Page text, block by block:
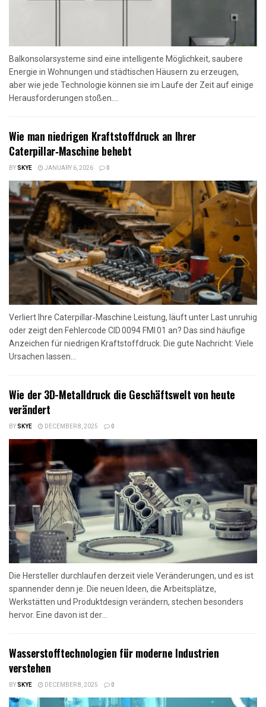
Balkonsolarsysteme sind eine intelligente Möglichkeit, saubere
Energie in Wohnungen und städtischen Häusern zu erzeugen,
aber wie jede Technologie können sie im Laufe der Zeit auf einige
Herausforderungen stoßen....
Wie man niedrigen Kraftstoffdruck an Ihrer
Caterpillar‑Maschine behebt
BYSKYE JANUARY 6, 2026 0
Verliert Ihre Caterpillar‑Maschine Leistung, läuft unter Last unruhig
oder zeigt den Fehlercode CID 0094 FMI 01 an? Das sind häufige
Anzeichen für niedrigen Kraftstoffdruck. Die gute Nachricht: Viele
Ursachen lassen...
Wie der 3D-Metalldruck die Geschäftswelt von heute
verändert
BYSKYE DECEMBER 8, 2025 0
Die Hersteller durchlaufen derzeit viele Veränderungen, und es ist
spannender denn je. Die neuen Ideen, die Arbeitsplätze,
Werkstätten und Produktdesign verändern, stechen besonders
hervor. Eine davon ist der...
Wasserstofftechnologien für moderne Industrien
verstehen
BYSKYE DECEMBER 8, 2025 0